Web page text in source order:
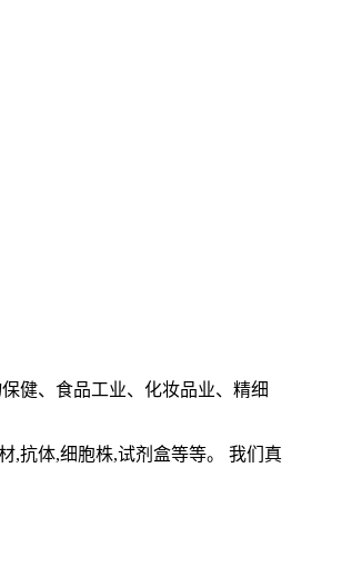
健、食品工业、化妆品业、精细
,抗体,细胞株,试剂盒等等。 我们真